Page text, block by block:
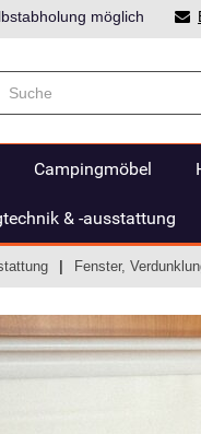
möglich
Campingmöbel
& -ausstattung
Fenster,